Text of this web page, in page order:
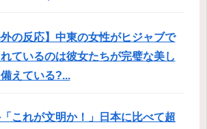
外の反応】中東の女性がヒジャブで
ているのは彼女たちが完璧な美し
えている?...
これが文明か！」日本に比べて超